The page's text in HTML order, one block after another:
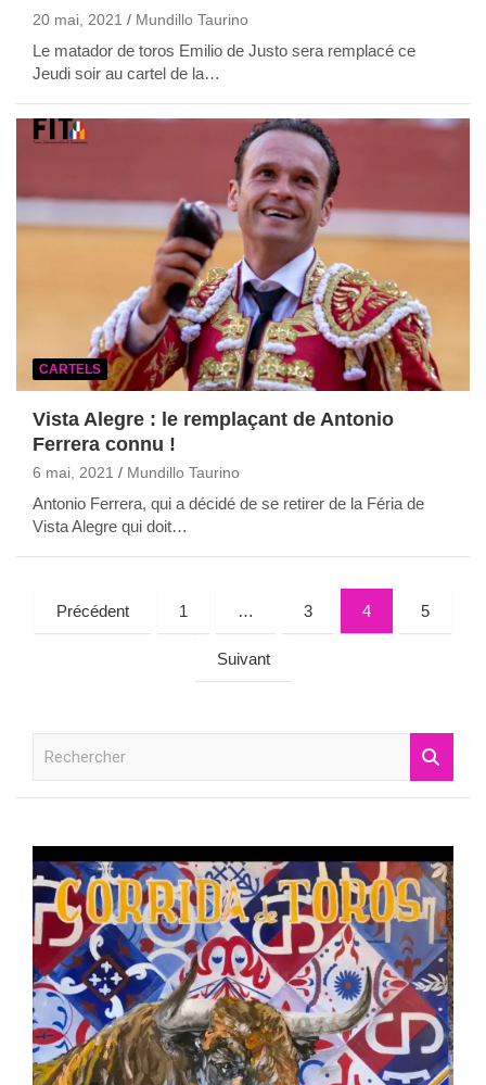
20 mai, 2021 Mundillo Taurino
Le matador de toros Emilio de Justo sera remplacé ce
Jeudi soir au cartel de la…
CARTELS
Vista Alegre : le remplaçant de Antonio
Ferrera connu !
6 mai, 2021 Mundillo Taurino
Antonio Ferrera, qui a décidé de se retirer de la Féria de
Vista Alegre qui doit…
Pagination
des
Précédent 1 … 3 4 5
Suivant
r
c
h
e
r